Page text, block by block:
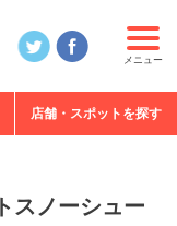
メニュー
店舗・スポットを探す
スノーシュー